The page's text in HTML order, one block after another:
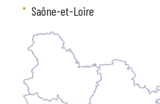
Saône-et-Loire